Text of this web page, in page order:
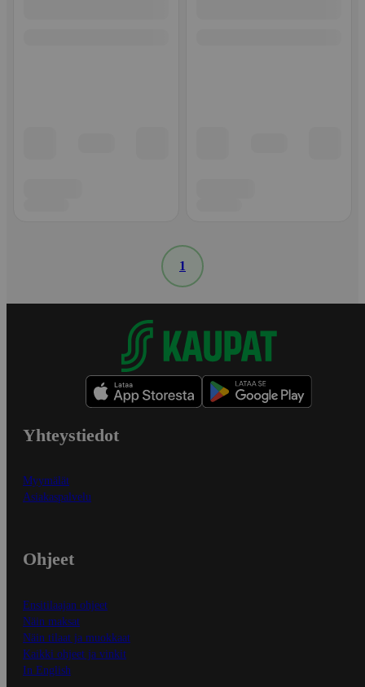
1
Yhteystiedot
Myymälät
Asiakaspalvelu
Ohjeet
Ensitilaajan ohjeet
Näin maksat
Näin tilaat ja muokkaat
Kaikki ohjeet ja vinkit
In English